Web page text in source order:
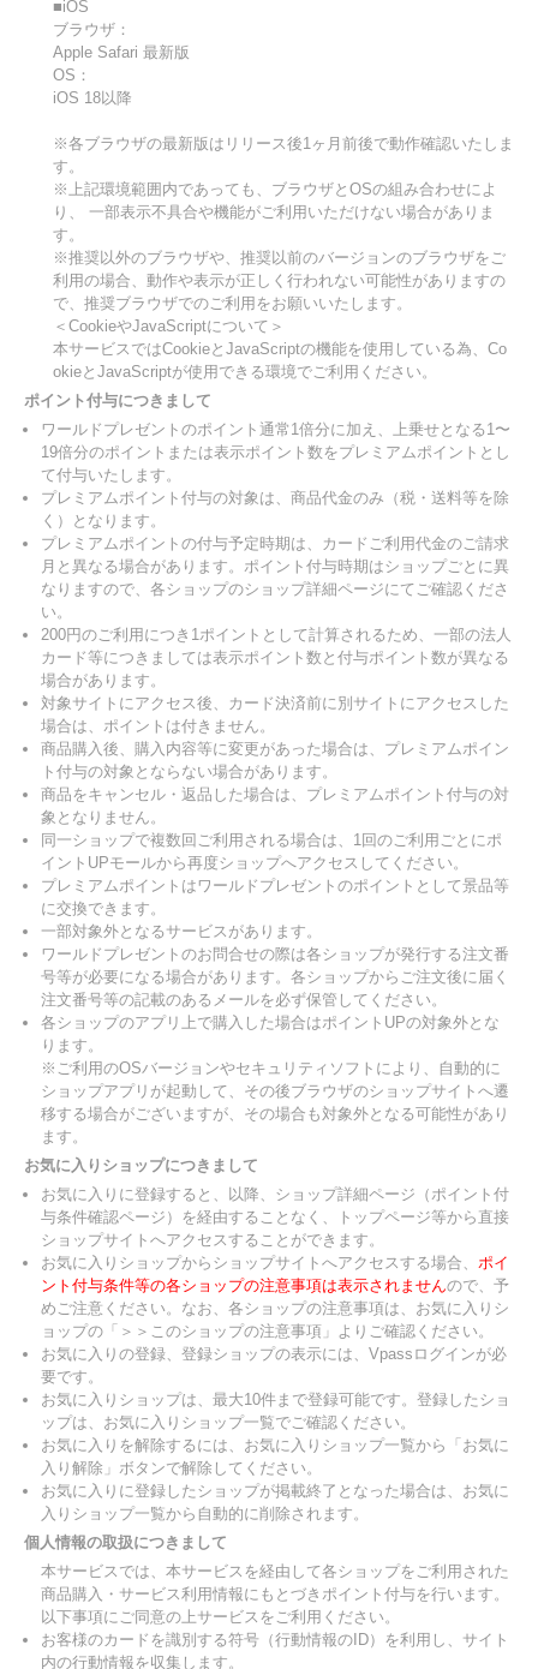
■iOS
ブラウザ：
Apple Safari 最新版
OS：
iOS 18以降
※各ブラウザの最新版はリリース後1ヶ月前後で動作確認いたしま
す。
※上記環境範囲内であっても、ブラウザとOSの組み合わせによ
り、 一部表示不具合や機能がご利用いただけない場合がありま
す。
※推奨以外のブラウザや、推奨以前のバージョンのブラウザをご
利用の場合、動作や表示が正しく行われない可能性がありますの
で、推奨ブラウザでのご利用をお願いいたします。
＜CookieやJavaScriptについて＞
本サービスではCookieとJavaScriptの機能を使用している為、Co
okieとJavaScriptが使用できる環境でご利用ください。
ポイント付与につきまして
ワールドプレゼントのポイント通常1倍分に加え、上乗せとなる1〜
19倍分のポイントまたは表示ポイント数をプレミアムポイントとし
て付与いたします。
プレミアムポイント付与の対象は、商品代金のみ（税・送料等を除
く）となります。
プレミアムポイントの付与予定時期は、カードご利用代金のご請求
月と異なる場合があります。ポイント付与時期はショップごとに異
なりますので、各ショップのショップ詳細ページにてご確認くださ
い。
200円のご利用につき1ポイントとして計算されるため、一部の法人
カード等につきましては表示ポイント数と付与ポイント数が異なる
場合があります。
対象サイトにアクセス後、カード決済前に別サイトにアクセスした
場合は、ポイントは付きません。
商品購入後、購入内容等に変更があった場合は、プレミアムポイン
ト付与の対象とならない場合があります。
商品をキャンセル・返品した場合は、プレミアムポイント付与の対
象となりません。
同一ショップで複数回ご利用される場合は、1回のご利用ごとにポ
イントUPモールから再度ショップへアクセスしてください。
プレミアムポイントはワールドプレゼントのポイントとして景品等
に交換できます。
一部対象外となるサービスがあります。
ワールドプレゼントのお問合せの際は各ショップが発行する注文番
号等が必要になる場合があります。各ショップからご注文後に届く
注文番号等の記載のあるメールを必ず保管してください。
各ショップのアプリ上で購入した場合はポイントUPの対象外とな
ります。
※ご利用のOSバージョンやセキュリティソフトにより、自動的に
ショップアプリが起動して、その後ブラウザのショップサイトへ遷
移する場合がございますが、その場合も対象外となる可能性があり
ます。
お気に入りショップにつきまして
お気に入りに登録すると、以降、ショップ詳細ページ（ポイント付
与条件確認ページ）を経由することなく、トップページ等から直接
ショップサイトへアクセスすることができます。
お気に入りショップからショップサイトへアクセスする場合、 ポイ
ント付与条件等の各ショップの注意事項は表示されませんので、予
めご注意ください。なお、各ショップの注意事項は、お気に入りシ
ョップの「＞＞このショップの注意事項」よりご確認ください。
お気に入りの登録、登録ショップの表示には、Vpassログインが必
要です。
お気に入りショップは、最大10件まで登録可能です。登録したショ
ップは、お気に入りショップ一覧でご確認ください。
お気に入りを解除するには、お気に入りショップ一覧から「お気に
入り解除」ボタンで解除してください。
お気に入りに登録したショップが掲載終了となった場合は、お気に
入りショップ一覧から自動的に削除されます。
個人情報の取扱につきまして
本サービスでは、本サービスを経由して各ショップをご利用された
商品購入・サービス利用情報にもとづきポイント付与を行います。
以下事項にご同意の上サービスをご利用ください。
お客様のカードを識別する符号（行動情報のID）を利用し、サイト
内の行動情報を収集します。